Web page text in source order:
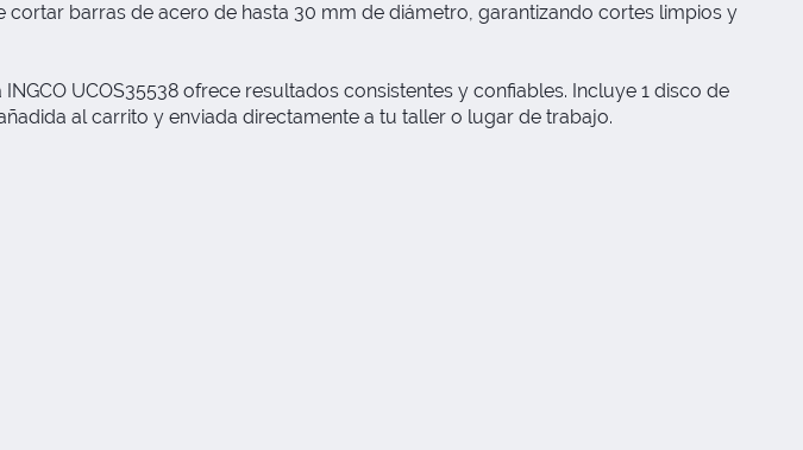
barras de acero de hasta 30 mm de diámetro, garantizando cortes limpios y
UCOS35538 ofrece resultados consistentes y confiables. Incluye 1 disco de
al carrito y enviada directamente a tu taller o lugar de trabajo.